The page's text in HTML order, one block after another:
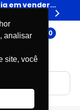
analisar
site, você
em vender...
0